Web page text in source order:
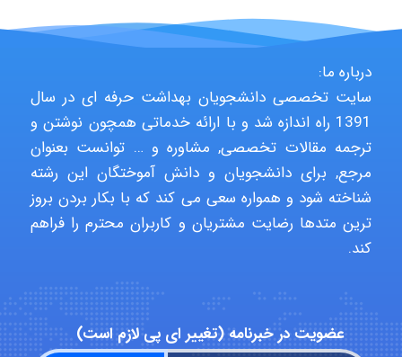
Poubakhtiari
Alirez0990
hosein abdolvand
درباره ما:
سایت تخصصی دانشجویان بهداشت حرفه ای در سال
1391 راه اندازه شد و با ارائه خدماتی همچون نوشتن و
ترجمه مقالات تخصصی, مشاوره و … توانست بعنوان
مرجع, برای دانشجویان و دانش آموختگان این رشته
شناخته شود و همواره سعی می کند که با بکار بردن بروز
ترین متدها رضایت مشتریان و کاربران محترم را فراهم
کند.
عضویت در خبرنامه (تغییر ای پی لازم است)